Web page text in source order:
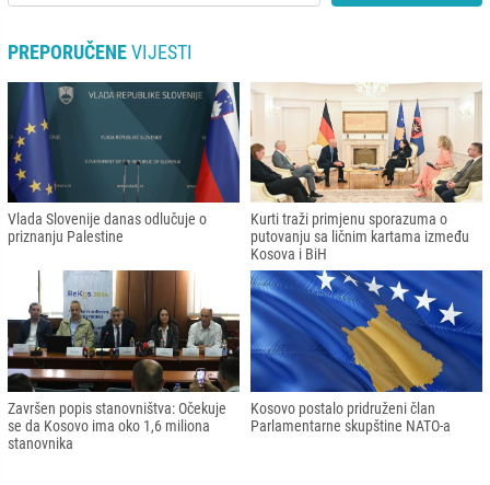
PREPORUČENEVIJESTI
Vlada Slovenije danas odlučuje o
priznanju Palestine
Kurti traži primjenu sporazuma o
putovanju sa ličnim kartama između
Kosova i BiH
Završen popis stanovništva: Očekuje
se da Kosovo ima oko 1,6 miliona
stanovnika
Kosovo postalo pridruženi član
Parlamentarne skupštine NATO-a